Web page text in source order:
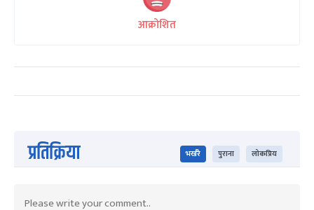
आक्रोशित
प्रतिक्रिया भर्खरै पुराना लोकप्रिय